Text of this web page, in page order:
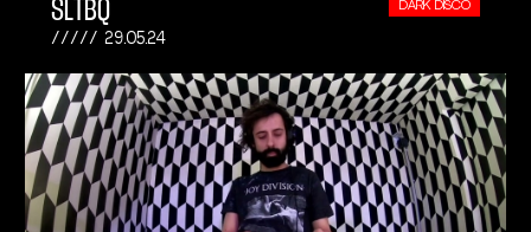
SLTBQ
29.05.24
DARK DISCO